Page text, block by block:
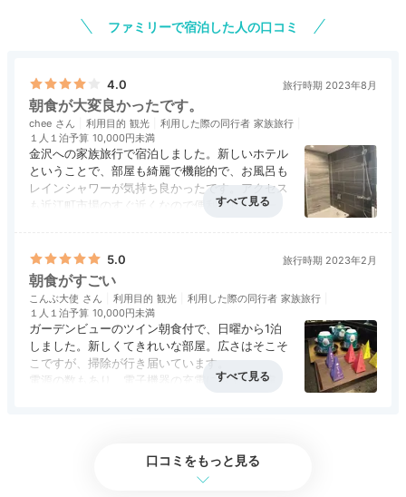
Lounge
16:00
クラブラウンジで
優雅にスイーツも♡
。14:00～17:00はクッキーやマドレ
ファミリーで宿泊した人の口コミ
4.0 旅行時期 2023年8月
朝食が大変良かったです。
chee 利用目的 観光 利用した際の同行者 家族旅行
１人１泊予算 10,000円未満
金沢への家族旅行で宿泊しました。新しいホテル
ということで、部屋も綺麗で機能的で、お風呂も
レインシャワーが気持ち良かったです。アクセス
も近江町市場のすぐ近くなので便利でした。一番
きに、また宿泊したいと思います。
食事・ドリンク
5.0
5.0 旅行時期 2023年2月
朝食がすごい
こんぶ大使 利用目的 観光 利用した際の同行者 家族旅行
１人１泊予算 10,000円未満
ガーデンビューのツイン朝食付で、日曜から1泊
しました。新しくてきれいな部屋。広さはそこそ
こですが、掃除が行き届いています。
電源の数もあり、電子機器の充電にも十分配慮が
朝食はビュッフェですが、先付3品があらかじめ
口コミをもっと見る